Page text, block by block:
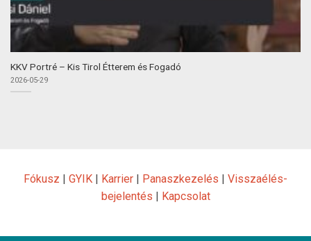
KKV Portré – Kis Tirol Étterem és Fogadó
2026-05-29
Fókusz GYIK Karrier Panaszkezelés
Visszaélés-
bejelentés
Kapcsolat